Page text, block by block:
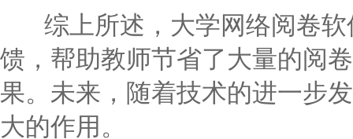
综上所述，大学网络阅卷软
馈，帮助教师节省了大量的阅
果。未来，随着技术的进一步
大的作用。